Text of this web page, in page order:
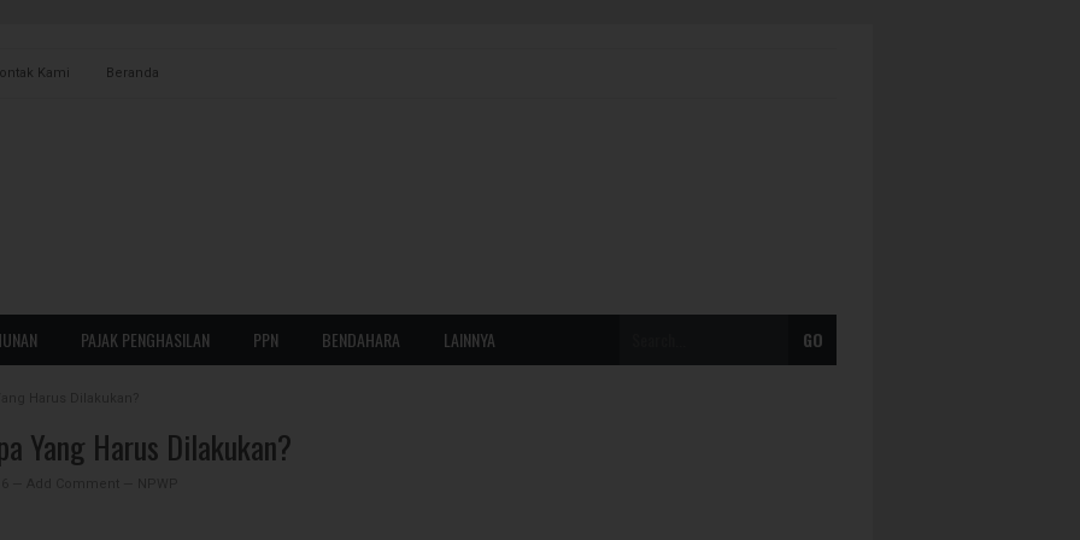
Beranda
Kami
PAJAK PENGHASILAN
POTPUT
ORANG PRIBADI
PPH FINAL
PPN BENDAHARA LAINNYA
Yang Harus Dilakukan?